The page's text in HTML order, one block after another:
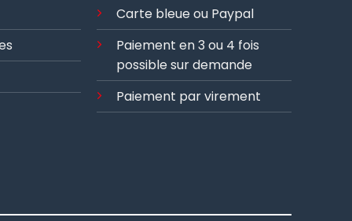
Carte bleue ou Paypal
Paiement en 3 ou 4 fois
possible sur demande
Paiement par virement